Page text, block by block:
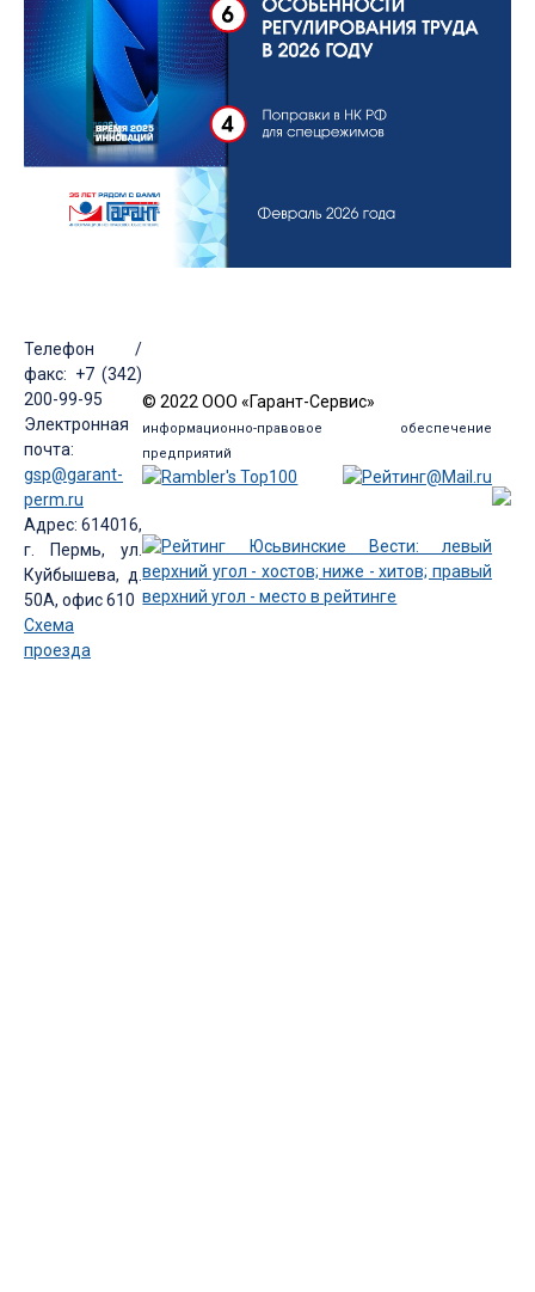
Телефон /
факс: +7 (342)
200-99-95
Электронная
почта:
gsp@garant-
perm.ru
Адрес: 614016,
г. Пермь, ул.
Куйбышева, д.
50А, офис 610
Схема
проезда
© 2022 ООО «Гарант-Сервис»
информационно-правовое обеспечение
предприятий